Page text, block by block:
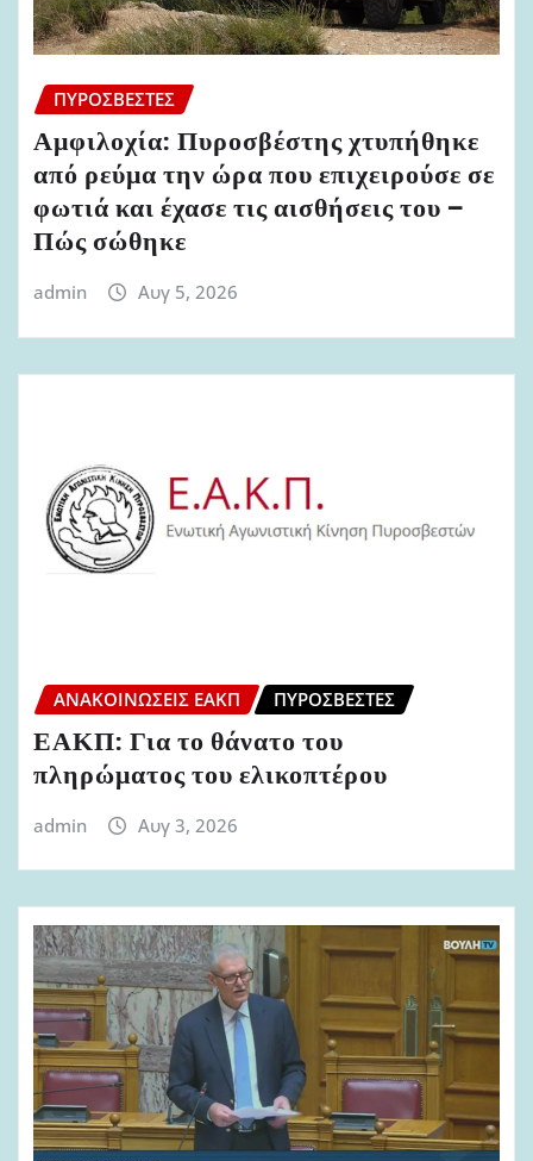
ΠΥΡΟΣΒΈΣΤΕΣ
Αμφιλοχία: Πυροσβέστης χτυπήθηκε
από ρεύμα την ώρα που επιχειρούσε σε
φωτιά και έχασε τις αισθήσεις του –
Πώς σώθηκε
admin Αυγ 5, 2026
ΑΝΑΚΟΙΝΏΣΕΙΣ ΕΑΚΠ ΠΥΡΟΣΒΈΣΤΕΣ
ΕΑΚΠ: Για το θάνατο του
πληρώματος του ελικοπτέρου
admin Αυγ 3, 2026